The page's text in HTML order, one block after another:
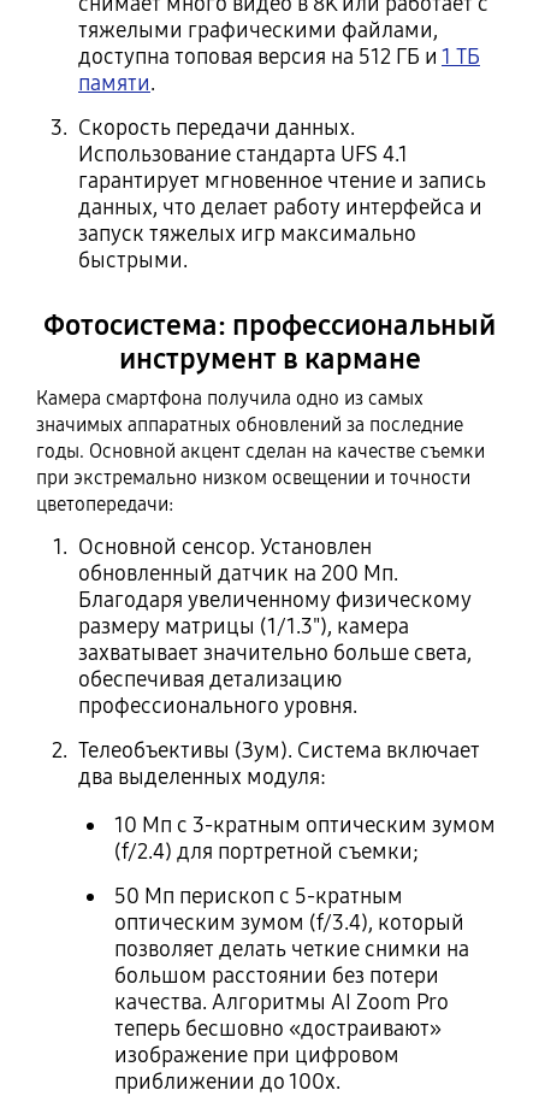
тяжелыми графическими файлами,
доступна топовая версия на 512 ГБ и 1 ТБ
памяти.
Скорость передачи данных.
Использование стандарта UFS 4.1
гарантирует мгновенное чтение и запись
данных, что делает работу интерфейса и
запуск тяжелых игр максимально
быстрыми.
Фотосистема: профессиональный
инструмент в кармане
Камера смартфона получила одно из самых
значимых аппаратных обновлений за последние
годы. Основной акцент сделан на качестве съемки
при экстремально низком освещении и точности
цветопередачи:
Основной сенсор. Установлен
обновленный датчик на 200 Мп.
Благодаря увеличенному физическому
размеру матрицы (1/1.3"), камера
захватывает значительно больше света,
обеспечивая детализацию
профессионального уровня.
Телеобъективы (Зум). Система включает
два выделенных модуля:
10 Мп с 3-кратным оптическим зумом
(f/2.4) для портретной съемки;
50 Мп перископ с 5-кратным
оптическим зумом (f/3.4), который
позволяет делать четкие снимки на
большом расстоянии без потери
качества. Алгоритмы AI Zoom Pro
теперь бесшовно «достраивают»
изображение при цифровом
приближении до 100х.